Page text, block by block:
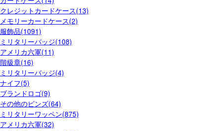
クレジットカードケース(13)
メモリーカードケース(2)
服飾品(1091)
ミリタリーバッジ(108)
アメリカ六軍(11)
階級章(16)
ミリタリーバッジ(4)
ナイフ(5)
ブランドロゴ(9)
その他のピンズ(64)
ミリタリーワッペン(875)
アメリカ六軍(32)